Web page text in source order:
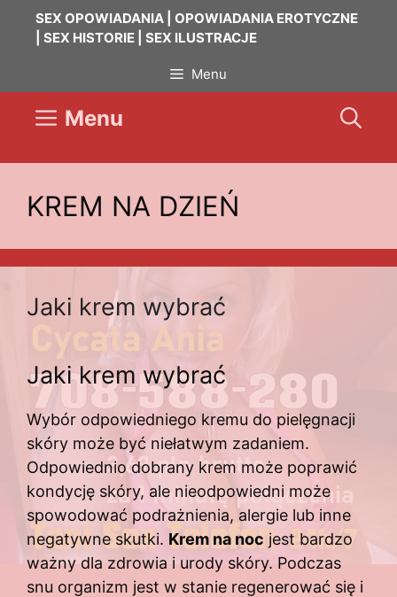
PrzejdźSEX OPOWIADANIA | OPOWIADANIA EROTYCZNE
| SEX HISTORIE | SEX ILUSTRACJE
Menu
Menu
KREM NA DZIEŃ
Jaki krem wybrać
Jaki krem wybrać
Wybór odpowiedniego kremu do pielęgnacji
skóry może być niełatwym zadaniem.
Odpowiednio dobrany krem może poprawić
kondycję skóry, ale nieodpowiedni może
spowodować podrażnienia, alergie lub inne
negatywne skutki. Krem na noc jest bardzo
ważny dla zdrowia i urody skóry. Podczas
snu organizm jest w stanie regenerować się i